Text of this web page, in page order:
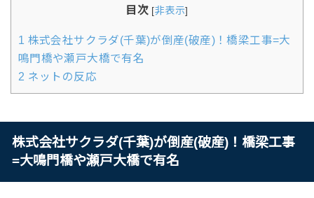
目次 [非表示]
1 株式会社サクラダ(千葉)が倒産(破産)！橋梁工事=大
鳴門橋や瀬戸大橋で有名
2 ネットの反応
株式会社サクラダ(千葉)が倒産(破産)！橋梁工事
=大鳴門橋や瀬戸大橋で有名